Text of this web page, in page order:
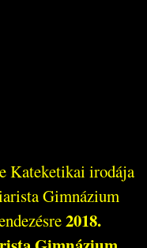
Kateketikai irodája
Gimnázium
2018.